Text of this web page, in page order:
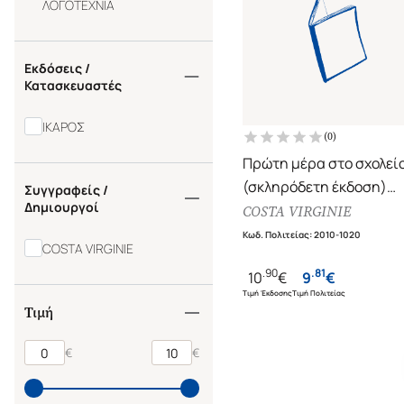
ΛΟΓΟΤΕΧΝΙΑ
Εκδόσεις /
Κατασκευαστές
ΙΚΑΡΟΣ
Συγγραφείς /
Δημιουργοί
COSTA VIRGINIE
Τιμή
€ €
(0)
Πρώτη μέρα στο
(σκληρόδετη έκδοση)
Πατούσι και Τίμι
COSTA VIRGINIE
Κωδ. Πολιτείας:2010-1020
10.90€
Τιμή Έκδοσης
9.81€
Τιμή Πολιτείας